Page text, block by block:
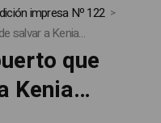
impresa Nº 122
salvar a Kenia…
que
Kenia…